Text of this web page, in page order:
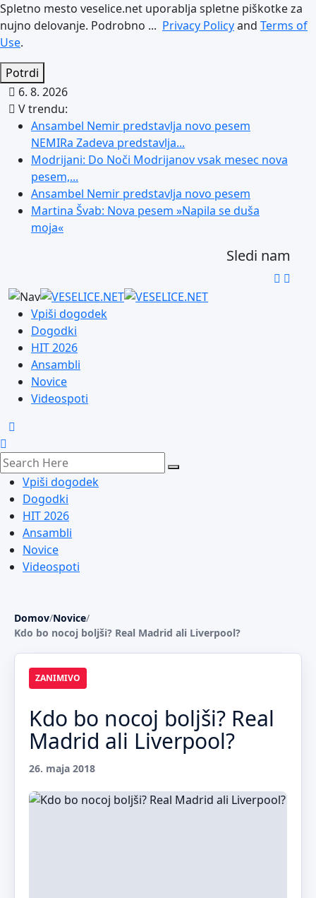
Spletno mesto veselice.net uporablja spletne piškotke za
nujno delovanje. Podrobno ... Privacy Policyand Terms of
Use.
Potrdi
6. 8. 2026
V trendu:
Ansambel Nemir predstavlja novo pesem
NEMIRa Zadeva predstavlja...
Modrijani: Do Noči Modrijanov vsak mesec nova
pesem,...
Ansambel Nemir predstavlja novo pesem
Martina Švab: Nova pesem »Napila se duša
moja«
Sledi nam
Vpiši dogodek
Dogodki
HIT 2026
Ansambli
Novice
Videospoti
Vpiši dogodek
Dogodki
HIT 2026
Ansambli
Novice
Videospoti
Domov/Novice/
Kdo bo nocoj boljši? Real Madrid ali Liverpool?
ZANIMIVO
Kdo bo nocoj boljši? Real
Madrid ali Liverpool?
26. maja 2018